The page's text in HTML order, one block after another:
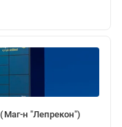
н "Лепрекон")